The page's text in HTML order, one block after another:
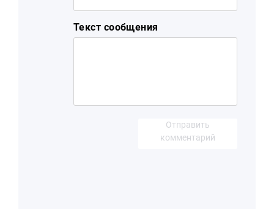
Текст сообщения
Отправить
комментарий